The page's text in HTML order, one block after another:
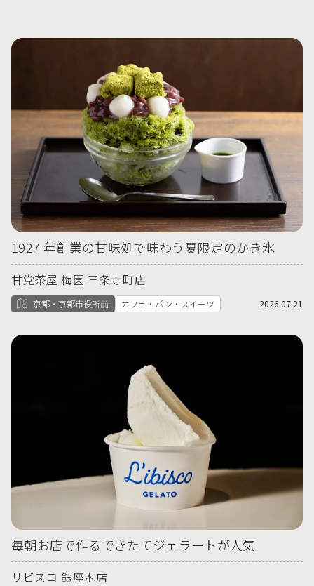
1927 年創業の甘味処で味わう夏限定のかき氷
甘党茶屋 梅園 三条寺町店
京都・京都市役所前 カフェ・パン・スイーツ 2026.07.21
毎朝お店で作るできたてジェラートが人気
リビスコ 銀座本店